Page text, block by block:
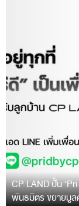
CP LAND ปั้น
พันธมิตร ขยายมูล